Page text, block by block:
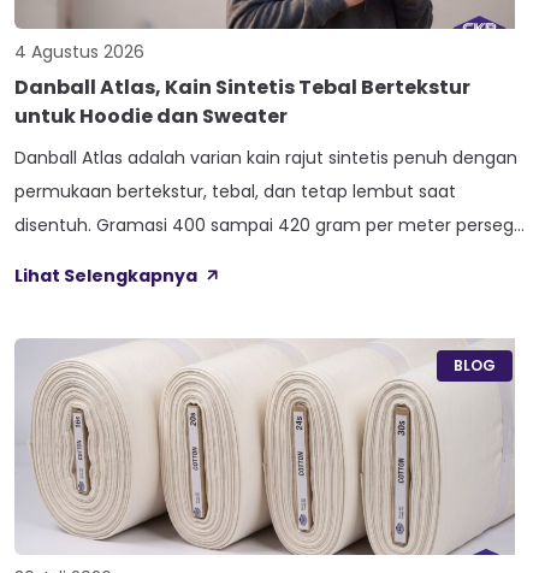
4 Agustus 2026
Danball Atlas, Kain Sintetis Tebal Bertekstur
untuk Hoodie dan Sweater
Danball Atlas adalah varian kain rajut sintetis penuh dengan
permukaan bertekstur, tebal, dan tetap lembut saat
disentuh. Gramasi 400 sampai 420 gram per meter persegi,
Anti Bacterial, dan Anti Kusut, membuat kain ini pas untuk
Nama Atlas boleh jadi belum […]
Lihat Selengkapnya
BLOG